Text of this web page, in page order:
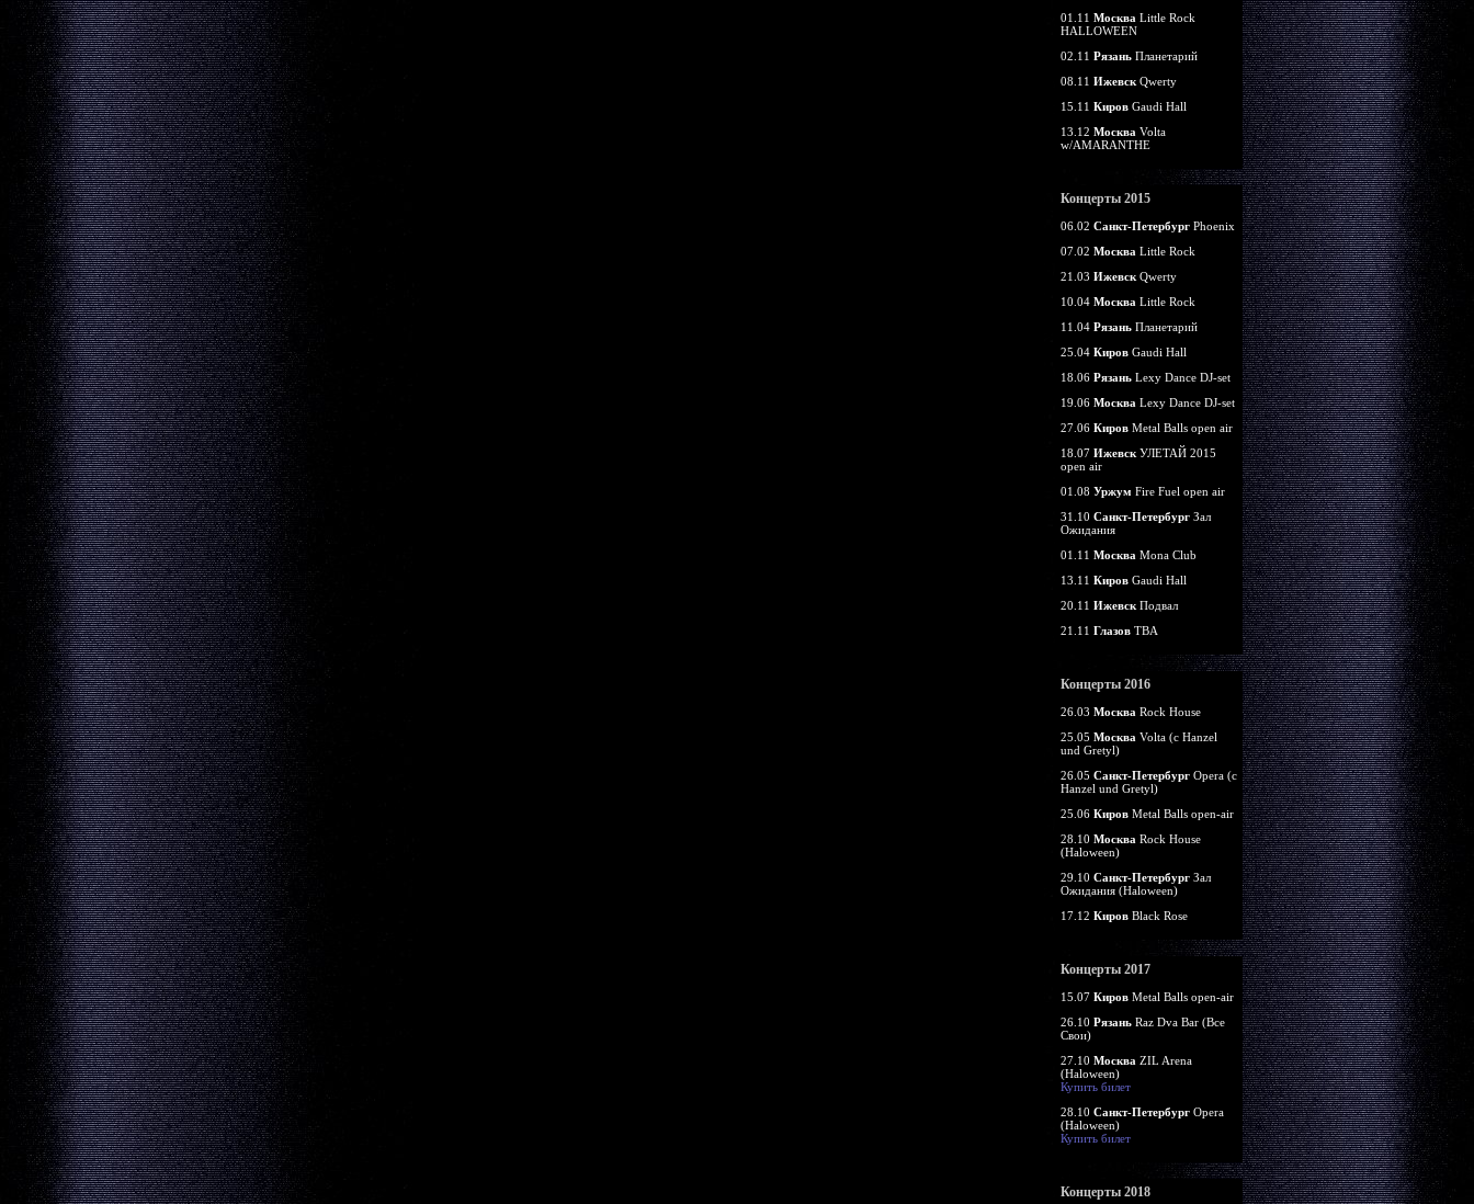
01.11 Москва Little Rock
HALLOWEEN
02.11 РязаньПланетарий
08.11 ИжевскQwerty
15.11 КировGaudi Hall
13.12 Москва Volta
w/AMARANTHE
Концерты 2015
06.02 Санкт-ПетербургPhoenix
07.02 Москва Little Rock
21.03 ИжевскQwerty
10.04 Москва Little Rock
11.04 РязаньПланетарий
25.04 КировGaudi Hall
18.06 РязаньLexy Dance DJ-set
19.06 Москва Lexy Dance DJ-set
27.06 КировMetal Balls open air
18.07 ИжевскУЛЕТАЙ 2015
open air
01.08 Уржум Fire Fuel open air
31.10 Санкт-ПетербургЗал
Ожидания
01.11 Москва Mona Club
13.11 КировGaudi Hall
20.11 ИжевскПодвал
21.11 ГлазовTBA
Концерты 2016
26.03 Москва Rock House
25.05 Москва Volta (c Hanzel
und Gretyl)
26.05 Санкт-ПетербургOpera (c
Hanzel und Gretyl)
25.06 КировMetal Balls open-air
28.10 Москва Rock House
(Haloween)
29.10 Санкт-ПетербургЗал
Ожидания (Haloween)
17.12 КировBlack Rose
Концерты 2017
15.07 КировMetal Balls open-air
26.10 РязаньRaz Dva Bar (Все
Свои)
27.10 Москва ZIL Arena
(Haloween)
Купить билет
28.10 Санкт-ПетербургOpera
(Haloween)
Купить билет
Концерты 2018